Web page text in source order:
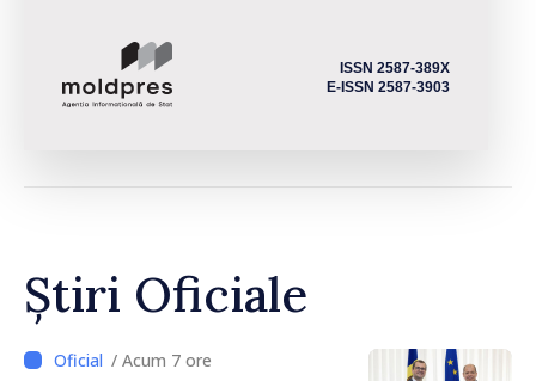
ISSN 2587-389X
E-ISSN 2587-3903
Știri Oficiale
/ Acum 7 ore